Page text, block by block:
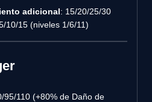
adicional: 15/20/25/30
10/15 (niveles 1/6/11)
95/110 (+80% de Daño de